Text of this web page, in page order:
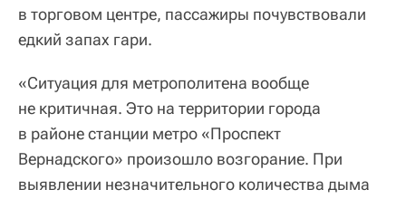
в торговом центре, пассажиры почувствовали
едкий запах гари.
«Ситуация для метрополитена вообще
не критичная. Это на территории города
в районе станции метро «Проспект
Вернадского» произошло возгорание. При
выявлении незначительного количества дыма